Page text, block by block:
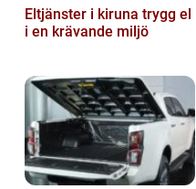
Eltjänster i kiruna trygg el
i en krävande miljö